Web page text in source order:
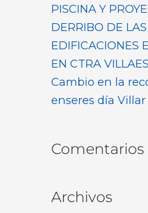
PISCINA Y
DERRIBO DE LAS
EDIFICACIONES
EN CTRA
Cambio en la
enseres día Villar
Comentarios
Archivos